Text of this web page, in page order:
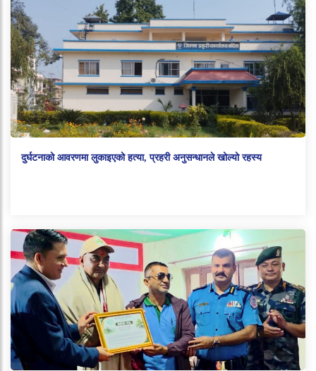
दुर्घटनाको आवरणमा लुकाइएको हत्या, प्रहरी अनुसन्धानले खोल्यो रहस्य